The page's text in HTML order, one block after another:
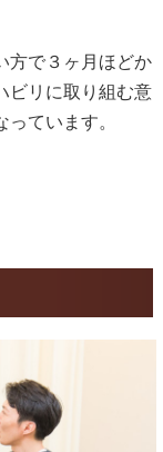
方で３ヶ月ほどか
ビリに取り組む意
ています。